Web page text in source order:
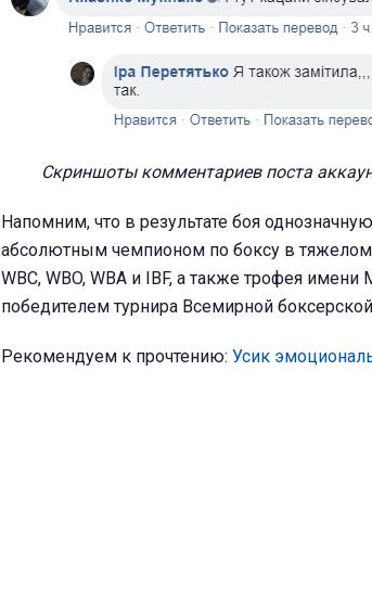
Скриншоты комментариев поста
Напомним, что в результате боя
абсолютным чемпионом по боксу в
WBC, WBO, WBA и IBF, а также трофея
победителем турнира Всемирной
Рекомендуем к прочтению: Усик